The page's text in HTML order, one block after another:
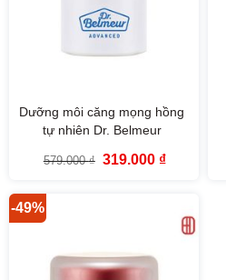
Dưỡng môi căng mọng hồng
tự nhiên Dr. Belmeur
579.000₫ Giá
319.000 ₫Giá
-49%